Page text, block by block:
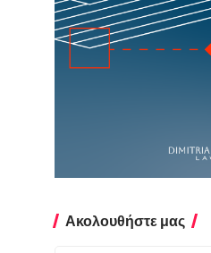
Ακολουθήστε μας